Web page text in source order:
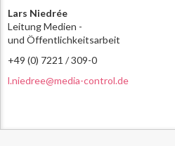
Lars Niedrée
Leitung Medien -
und Öffentlichkeitsarbeit
+49 (0) 7221 / 309-0
l.niedree@media-control.de